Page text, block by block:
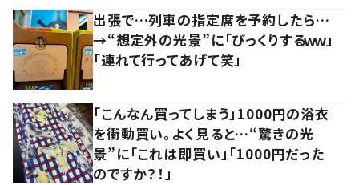
出張で…列車の指定席を予約したら…
→“想定外の光景”に「びっくりするｗｗ」
「連れて行ってあげて笑」
「こんなん買ってしまう」1000円の浴衣
を衝動買い。よく見ると…“驚きの光
景”に「これは即買い」「1000円だった
のですか？！」